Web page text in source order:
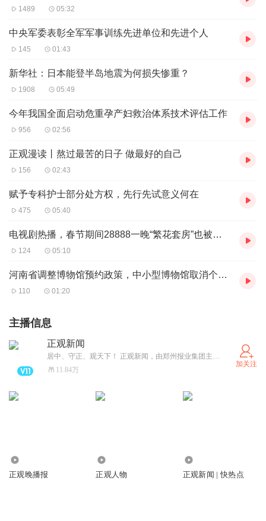
成果中，从第一完成单位性质统计，高校103项、事业类科
研院所15项、医院42项、企业61项，高校院所占比达到
53.4%，显示我市创新策源能力进一步增强。
1489 05:32
中央军委表彰全军军事训练先进单位和先进个人
145 01:43
新华社：日本能登半岛地震为何损失惨重？
1908 05:49
今年我国全面启动危重孕产妇救治体系技术评估工作
956 02:56
正观漫读丨熬过最苦的日子 做最好的自己
156 02:43
赋予专科护士部分处方权，先行先试意义何在
475 05:40
电视剧热播，春节期间28888一晚“繁花套房”也被预定
124 05:10
河南省调整博物馆预约政策，中小型博物馆取消个人预约
110 01:20
主播信息
正观新闻
居中、守正、观天下！ 正观新闻，由郑州报业集团主办，是郑州市全力打造的“扎根郑州、立足中原、放眼全球”的拥有较强影响力的新型主流媒体，集“新闻+政务+服务”于一体的突出文化和国际视野的新媒体平台。
11.84万
加关注
正观晚播报 正观人物 正观新闻 | 快热点